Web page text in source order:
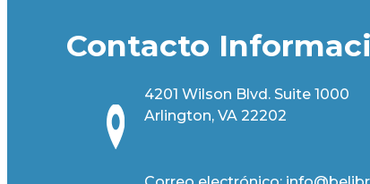
Contacto
4201 Wilson Blvd. Suite 1000
Arlington, VA 22202